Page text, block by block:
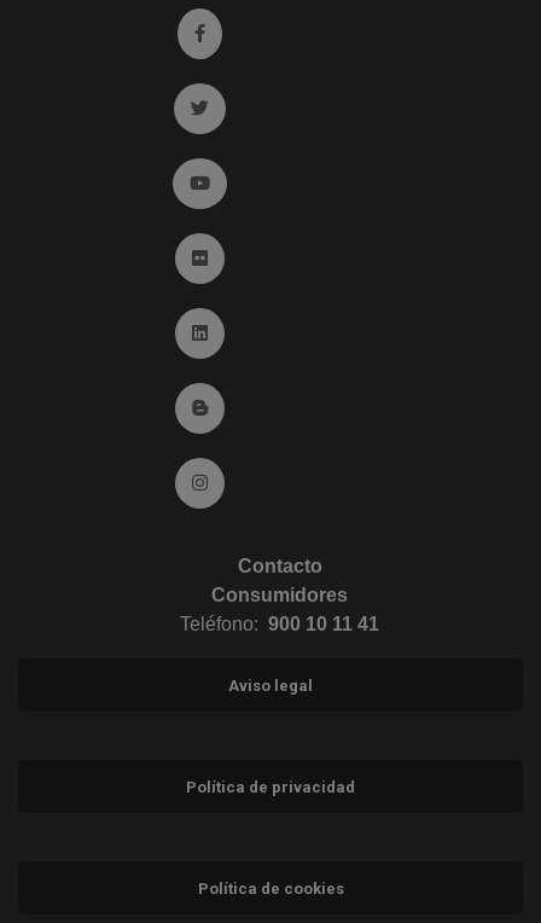
Ir a facebook (abre en ventana nueva)
Ir a twitter (abre en ventana nueva)
Ir a YouTube (abre en ventana nueva)
Ir a Flickr (abre en ventana nueva)
Ir a Linkedin (abre en ventana nueva)
Ir al Blog (abre en ventana nueva)
Ir a Instagram (abre en ventana nueva)
Contacto
Consumidores
Teléfono: 900 10 11 41
Aviso legal
Política de privacidad
Política de cookies